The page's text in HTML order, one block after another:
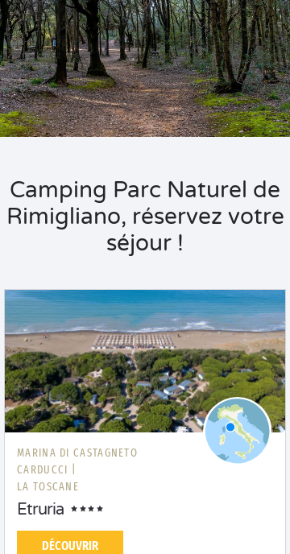
Camping Parc Naturel de
Rimigliano, réservez votre
séjour !
MARINA DI CASTAGNETO
CARDUCCI |
LA TOSCANE
Etruria
DÉCOUVRIR